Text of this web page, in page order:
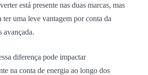
está presente nas duas marcas, mas
ter uma leve vantagem por conta da
avançada.
diferença pode impactar
na conta de energia ao longo dos